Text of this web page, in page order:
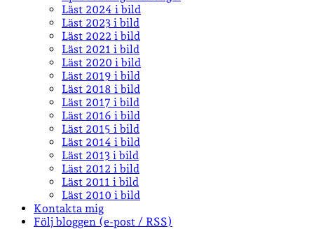
Läst 2024 i bild
Läst 2023 i bild
Läst 2022 i bild
Läst 2021 i bild
Läst 2020 i bild
Läst 2019 i bild
Läst 2018 i bild
Läst 2017 i bild
Läst 2016 i bild
Läst 2015 i bild
Läst 2014 i bild
Läst 2013 i bild
Läst 2012 i bild
Läst 2011 i bild
Läst 2010 i bild
Kontakta mig
Följ bloggen (e-post / RSS)